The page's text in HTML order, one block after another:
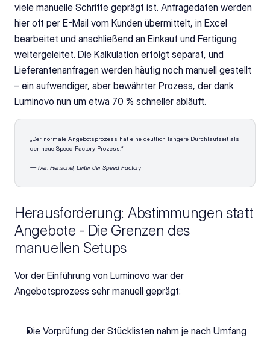
viele manuelle Schritte geprägt ist. Anfragedaten werden
hier oft per E-Mail vom Kunden übermittelt, in Excel
bearbeitet und anschließend an Einkauf und Fertigung
weitergeleitet. Die Kalkulation erfolgt separat, und
Lieferantenanfragen werden häufig noch manuell gestellt
– ein aufwendiger, aber bewährter Prozess, der dank
Luminovo nun um etwa 70 % schneller abläuft.
„Der normale Angebotsprozess hat eine deutlich längere Durchlaufzeit als
der neue Speed Factory Prozess.“
— Iven Henschel, Leiter der Speed Factory
Herausforderung: Abstimmungen statt
Angebote - Die Grenzen des
manuellen Setups
Vor der Einführung von Luminovo war der
Angebotsprozess sehr manuell geprägt: